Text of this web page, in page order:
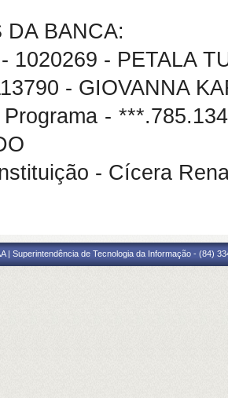
DA BANCA:
1020269 - PETALA
- GIOVANNA
-
- Cícera
| Superintendência de Tecnologia da Informação - (84)